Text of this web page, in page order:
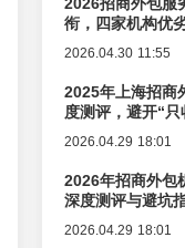
衔，四家机构优
2026.04.30 11:55
2025年上海招商
度测评，避开“
2026.04.29 18:01
2026年招商外包
深度测评与避坑
2026.04.29 18:01